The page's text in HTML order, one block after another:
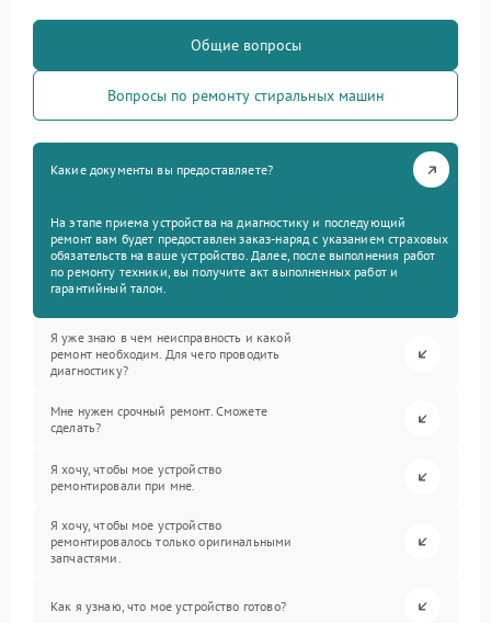
Общие вопросы
Вопросы по ремонту стиральных машин
Какие документы вы предоставляете?
На этапе приема устройства на диагностику и последующий
ремонт вам будет предоставлен заказ-наряд с указанием страховых
обязательств на ваше устройство. Далее, после выполнения работ
по ремонту техники, вы получите акт выполненных работ и
гарантийный талон.
Я уже знаю в чем неисправность и какой
ремонт необходим. Для чего проводить
диагностику?
Мне нужен срочный ремонт. Сможете
сделать?
Я хочу, чтобы мое устройство
ремонтировали при мне.
Я хочу, чтобы мое устройство
ремонтировалось только оригинальными
запчастями.
Как я узнаю, что мое устройство готово?